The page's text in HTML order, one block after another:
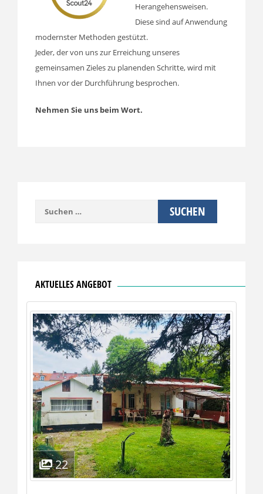
Herangehensweisen.
Diese sind auf Anwendung
modernster Methoden gestützt.
Jeder, der von uns zur Erreichung unseres
gemeinsamen Zieles zu planenden Schritte, wird mit
Ihnen vor der Durchführung besprochen.
Nehmen Sie uns beim Wort.
Suchen
AKTUELLES ANGEBOT
22